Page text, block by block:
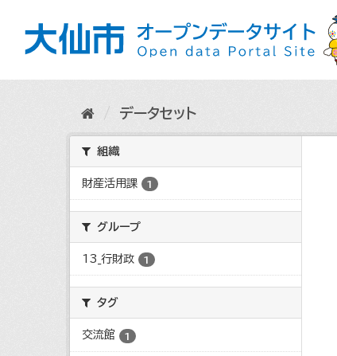
データセット
組織
財産活用課 1
グループ
13_行財政 1
タグ
交流館 1